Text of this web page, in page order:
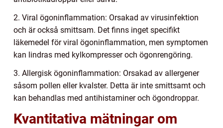
2. Viral ögoninflammation: Orsakad av virusinfektion
och är också smittsam. Det finns inget specifikt
läkemedel för viral ögoninflammation, men symptomen
kan lindras med kylkompresser och ögonrengöring.
3. Allergisk ögoninflammation: Orsakad av allergener
såsom pollen eller kvalster. Detta är inte smittsamt och
kan behandlas med antihistaminer och ögondroppar.
Kvantitativa mätningar om